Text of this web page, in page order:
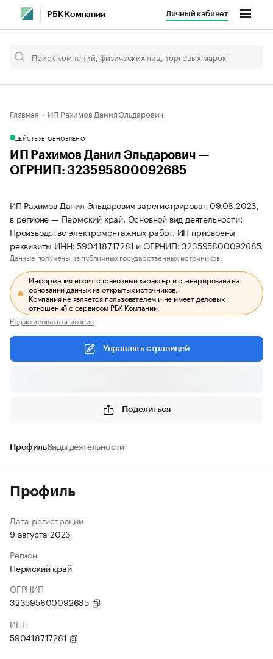
РБК Компании Личный кабинет
Главная ИП Рахимов Данил Эльдарович
ДЕЙСТВУЕТОБНОВЛЕНО
ИП Рахимов Данил Эльдарович —
ОГРНИП: 323595800092685
ИП Рахимов Данил Эльдарович зарегистрирован 09.08.2023,
в регионе — Пермский край. Основной вид деятельности:
Производство электромонтажных работ. ИП присвоены
реквизиты ИНН: 590418717281 и ОГРНИП: 323595800092685.
Данные получены из публичных государственных источников.
Информация носит справочный характер и сгенерирована на
основании данных из открытых источников.
Компания не является пользователем и не имеет деловых
отношений с сервисом РБК Компании.
Редактировать описание
Управлять страницей
Поделиться
ПрофильВиды деятельности
Профиль
Дата регистрации
9 августа 2023
Регион
Пермский край
ОГРНИП
323595800092685
ИНН
590418717281